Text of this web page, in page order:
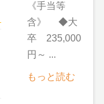
《手当等
含》 ◆大
卒 235,000
円～ ...
もっと読む